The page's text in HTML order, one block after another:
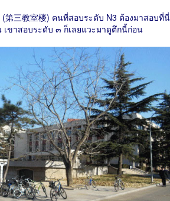
第三教室楼) คนที่สอบระดับ N3 ต้องมาสอบที่นี่
เขาสอบระดับ ๓ ก็เลยแวะมาดูตึกนี้ก่อน